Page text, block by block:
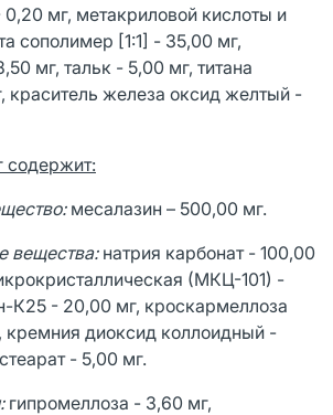
мг, метакриловой кислоты и
сополимер [1:1] - 35,00 мг,
мг, тальк - 5,00 мг, титана
краситель железа оксид желтый -
содержит:
месалазин – 500,00 мг.
вещества:натрия карбонат - 100,00
(МКЦ-101) -
К25 - 20,00 мг, кроскармеллоза
кремния диоксид коллоидный -
- 5,00 мг.
гипромеллоза - 3,60 мг,